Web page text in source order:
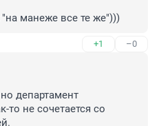
манеже все те же")))
+1 –0
департамент
то не сочетается со